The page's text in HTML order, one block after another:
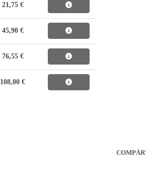
21,75 €
45,90 €
76,55 €
108,00 €